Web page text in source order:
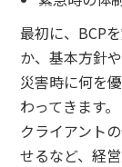
最初に、BCP
か、基本方針
災害時に何を
わってきます。
クライアント
せるなど、経